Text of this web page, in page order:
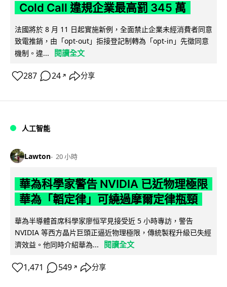
Cold Call 違規企業最高罰 345 萬
法國將於 8 月 11 日起實施新例，全面禁止企業未經消費者同意
致電推銷，由「opt-out」拒接登記制轉為「opt-in」先徵同意
機制。違...
閱讀全文
287 24 ↗ 分享
人工智能
Lawton 20 小時
華為科學家警告 NVIDIA 已近物理極限
華為「韜定律」可繞過摩爾定律瓶頸
華為半導體首席科學家廖恒罕見接受近 5 小時專訪，警告
NVIDIA 等西方晶片巨頭正逼近物理極限，傳統製程升級已失經
濟效益。他同時介紹華為...
閱讀全文
1,471 549 ↗ 分享